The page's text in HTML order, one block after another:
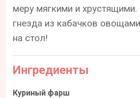
меру мягкими и
гнезда из кабачков
на стол!
Ингредиенты
Куриный фарш